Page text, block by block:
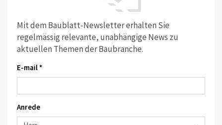
Mit dem Baublatt-Newsletter erhalten Sie
regelmässig relevante, unabhängige News zu
aktuellen Themen der Baubranche.
E-mail *
Anrede